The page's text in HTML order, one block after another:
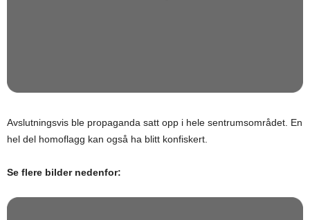
Avslutningsvis ble propaganda satt opp i hele sentrumsområdet. En
hel del homoflagg kan også ha blitt konfiskert.
Se flere bilder nedenfor: